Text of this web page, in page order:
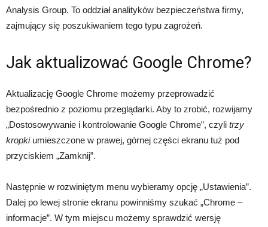
Analysis Group. To oddział analityków bezpieczeństwa firmy,
zajmujący się poszukiwaniem tego typu zagrożeń.
Jak aktualizować Google Chrome?
Aktualizację Google Chrome możemy przeprowadzić
bezpośrednio z poziomu przeglądarki. Aby to zrobić, rozwijamy
„Dostosowywanie i kontrolowanie Google Chrome”, czyli trzy
kropkiumieszczone w prawej, górnej części ekranu tuż pod
przyciskiem „Zamknij”.
Następnie w rozwiniętym menu wybieramy opcję „Ustawienia”.
Dalej po lewej stronie ekranu powinniśmy szukać „Chrome –
informacje”. W tym miejscu możemy sprawdzić wersję